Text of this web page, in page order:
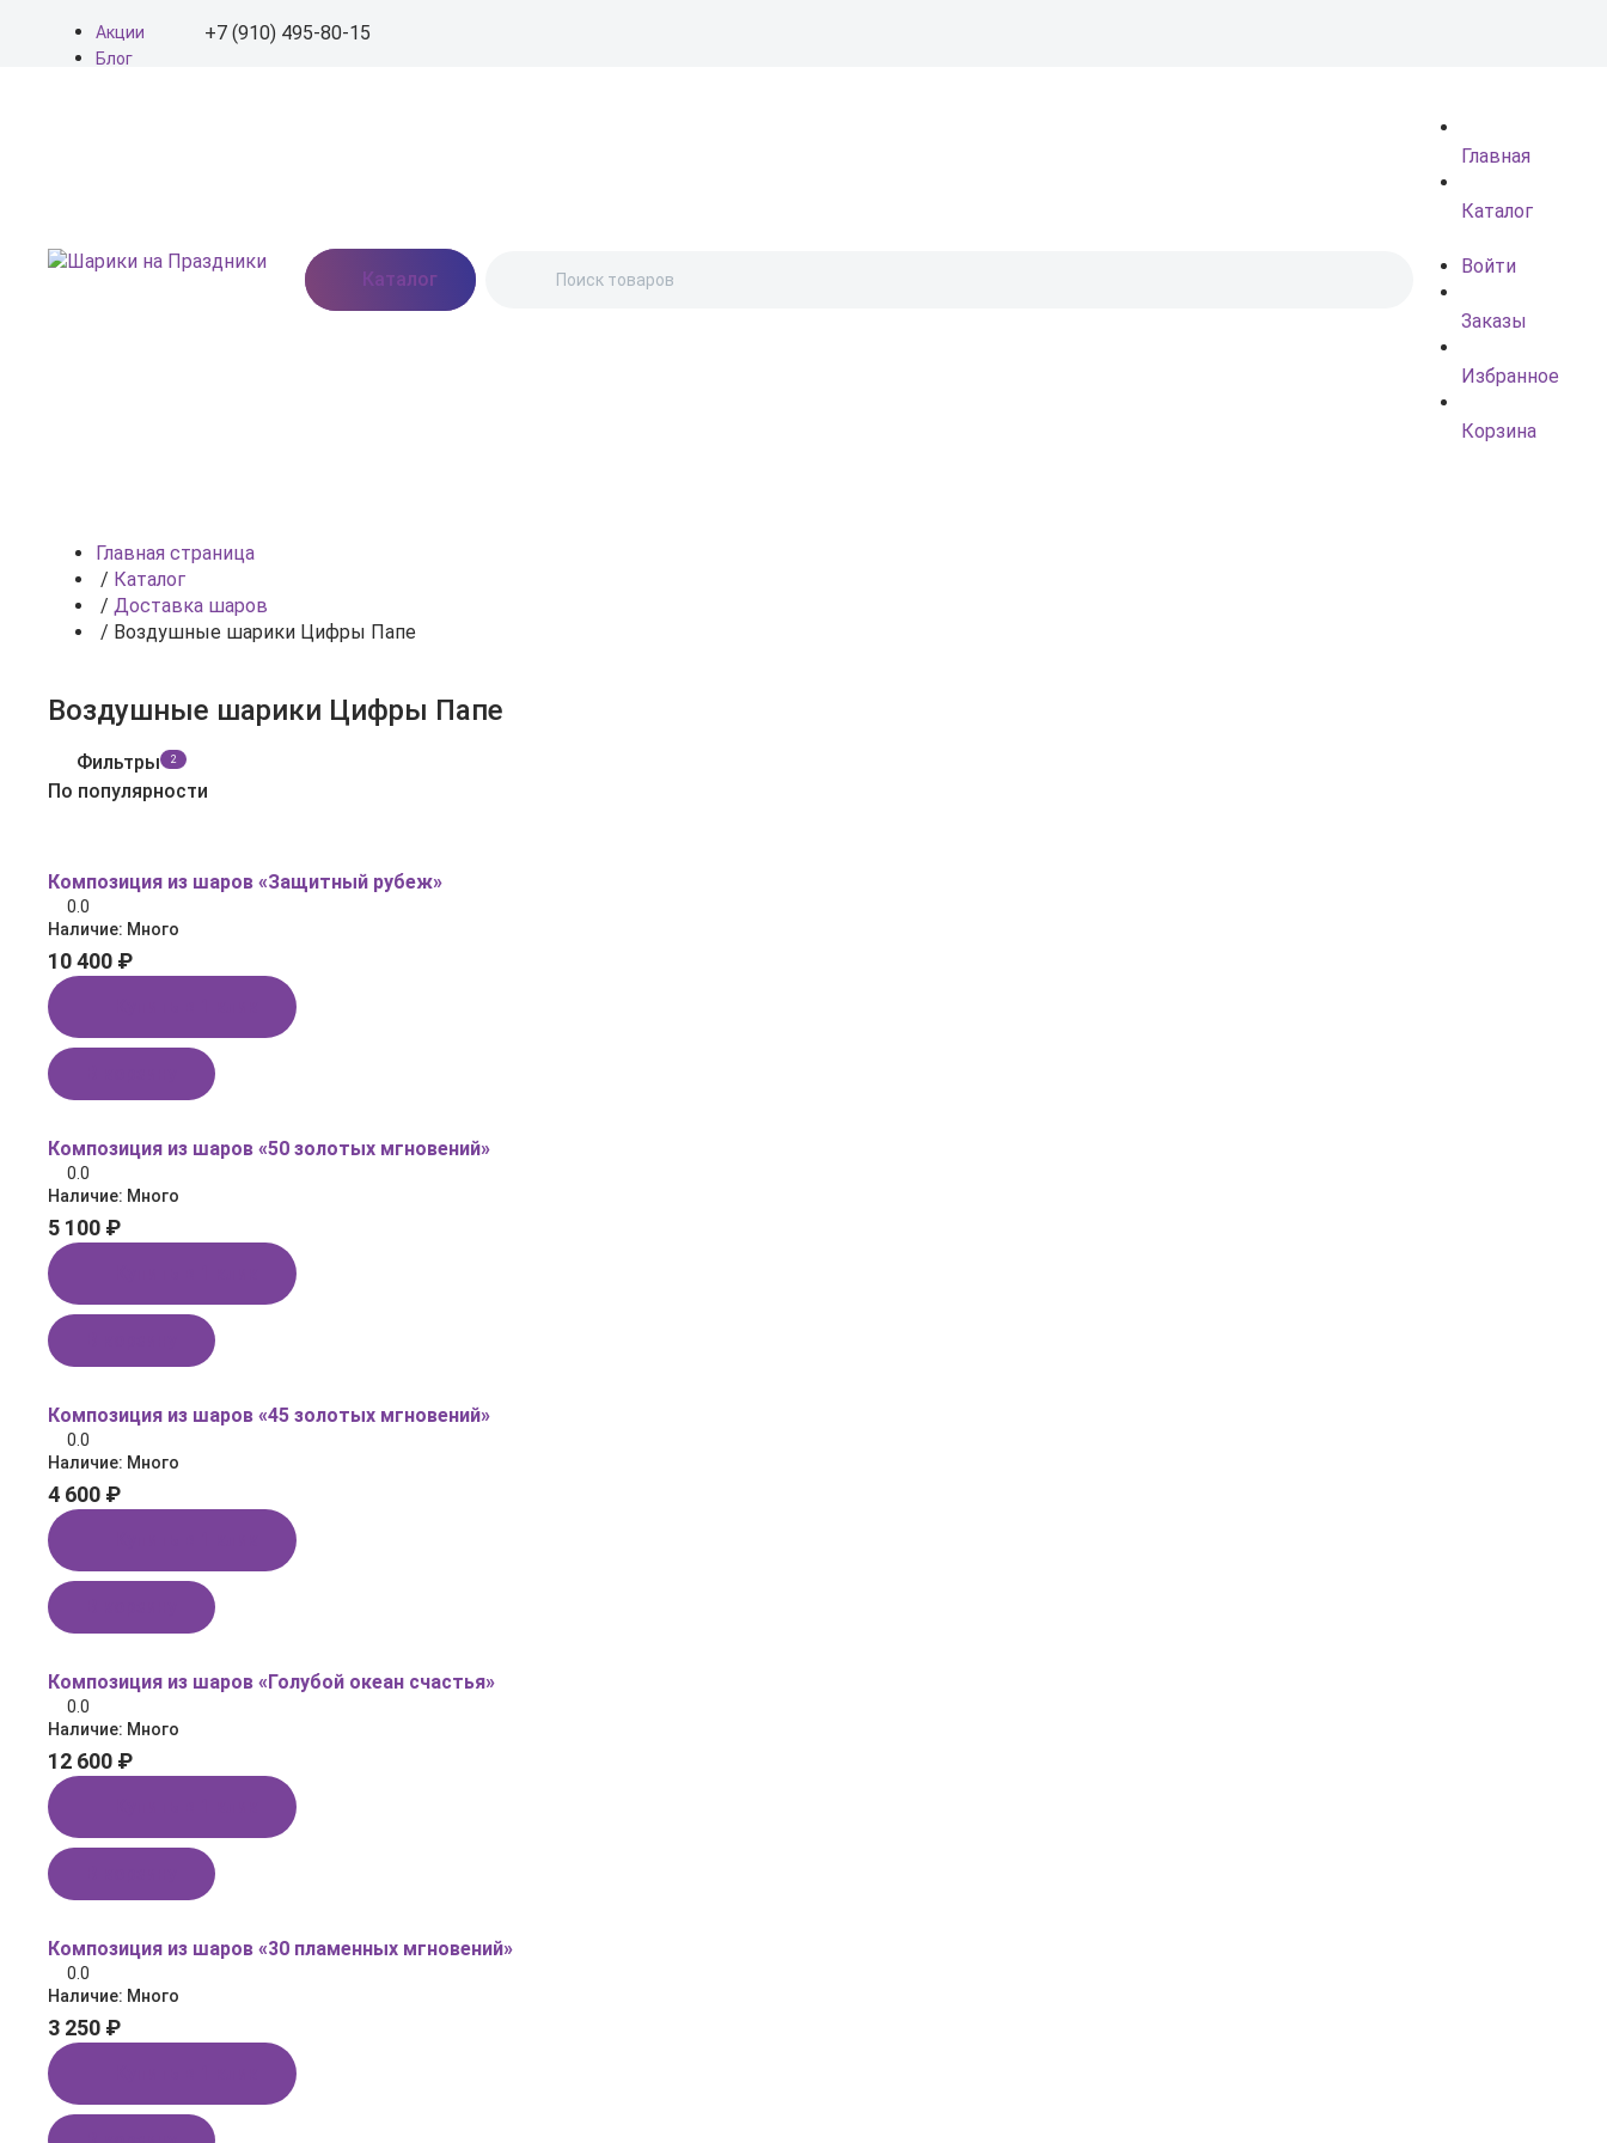
Акции
Блог
+7 (910) 495-80-15
Москва, Востряковское
шоссе, дом 7, стр. 3
Каталог
Главная
Каталог
Войти
Заказы
Избранное
Корзина
Главная страница
/ Каталог
/ Доставка шаров
/
Воздушные шарики Цифры Папе
Воздушные шарики Цифры Папе
Фильтры 2
По популярности
Композиция из шаров «Защитный рубеж»
0.0
Наличие: Много
10 400 ₽
Композиция из шаров «50 золотых мгновений»
0.0
Наличие: Много
5 100 ₽
Композиция из шаров «45 золотых мгновений»
0.0
Наличие: Много
4 600 ₽
Композиция из шаров «Голубой океан счастья»
0.0
Наличие: Много
12 600 ₽
Композиция из шаров «30 пламенных мгновений»
0.0
Наличие: Много
3 250 ₽